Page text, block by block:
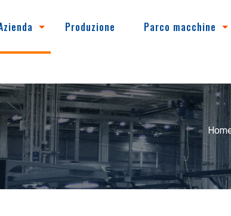
Produzione Parco macchine